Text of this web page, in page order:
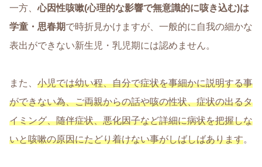
一方、心因性咳嗽(心理的な影響で無意識的に咳き込む)は
学童・思春期で時折見かけますが、一般的に自我の細かな
表出ができない新生児・乳児期には認めません。
また、 小児では幼い程、自分で症状を事細かに説明する事
ができない為、ご両親からの話や咳の性状、症状の出るタ
イミング、随伴症状、悪化因子など詳細に病状を把握しな
いと咳嗽の原因にたどり着けない事がしばしばあります。